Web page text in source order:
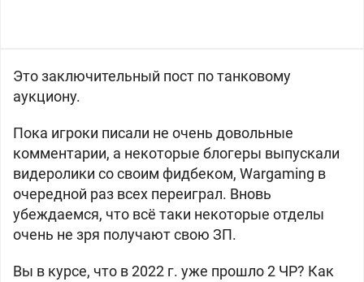
Это заключительный пост по танковому
аукциону.
Пока игроки писали не очень довольные
комментарии, а некоторые блогеры выпускали
видеролики со своим фидбеком, Wargaming в
очередной раз всех переиграл. Вновь
убеждаемся, что всё таки некоторые отделы
очень не зря получают свою ЗП.
Вы в курсе, что в 2022 г. уже прошло 2 ЧР? Как